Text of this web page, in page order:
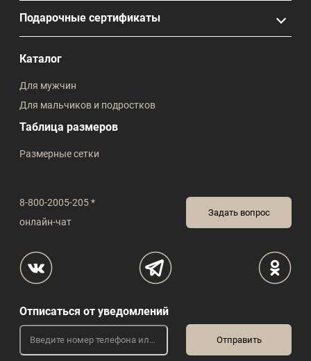
8-800-2005-205 *
онлайн-чат
Задать вопрос
Подарочные сертификаты
Каталог
Для мужчин
Для мальчиков и подростков
Таблица размеров
Размерные сетки
Отписаться от уведомлений